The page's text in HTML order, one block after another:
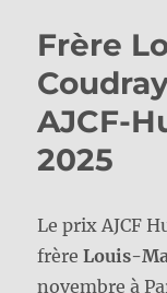
Frère
AJCF-
2025
Le prix AJCF
frèreLouis-
novembre à